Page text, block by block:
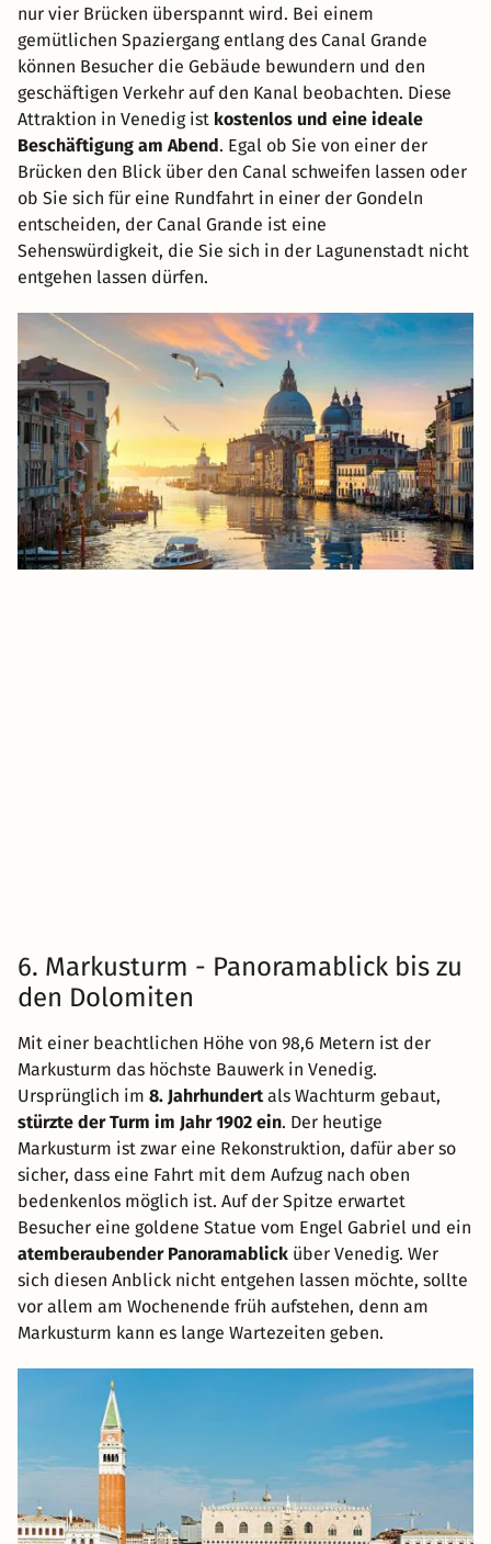
nur vier Brücken überspannt wird. Bei einem
gemütlichen Spaziergang entlang des Canal Grande
können Besucher die Gebäude bewundern und den
geschäftigen Verkehr auf den Kanal beobachten. Diese
Attraktion in Venedig ist kostenlos und eine ideale
Beschäftigung am Abend. Egal ob Sie von einer der
Brücken den Blick über den Canal schweifen lassen oder
ob Sie sich für eine Rundfahrt in einer der Gondeln
entscheiden, der Canal Grande ist eine
Sehenswürdigkeit, die Sie sich in der Lagunenstadt nicht
entgehen lassen dürfen.
6. Markusturm - Panoramablick bis zu
den Dolomiten
Mit einer beachtlichen Höhe von 98,6 Metern ist der
Markusturm das höchste Bauwerk in Venedig.
Ursprünglich im 8. Jahrhundertals Wachturm gebaut,
stürzte der Turm im Jahr 1902 ein. Der heutige
Markusturm ist zwar eine Rekonstruktion, dafür aber so
sicher, dass eine Fahrt mit dem Aufzug nach oben
bedenkenlos möglich ist. Auf der Spitze erwartet
Besucher eine goldene Statue vom Engel Gabriel und ein
atemberaubender Panoramablick über Venedig. Wer
sich diesen Anblick nicht entgehen lassen möchte, sollte
vor allem am Wochenende früh aufstehen, denn am
Markusturm kann es lange Wartezeiten geben.